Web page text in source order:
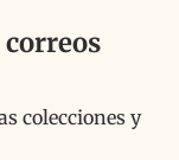
colecciones y